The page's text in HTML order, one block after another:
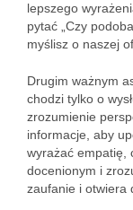
lepszego
pytać „Czy
myślisz o naszej
Drugim ważnym
chodzi tylko o
zrozumienie
informacje, aby
wyrażać empatię,
docenionym i
zaufanie i otwiera